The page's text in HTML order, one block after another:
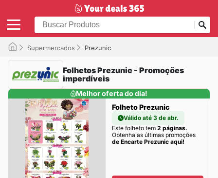
Supermercados Prezunic
Folhetos Prezunic - Promoções
imperdíveis
Melhor oferta do dia!
Folheto Prezunic
Válido até 3 de abr.
Este folheto tem 2 páginas.
Obtenha as últimas promoções
de Encarte Prezunic aqui!